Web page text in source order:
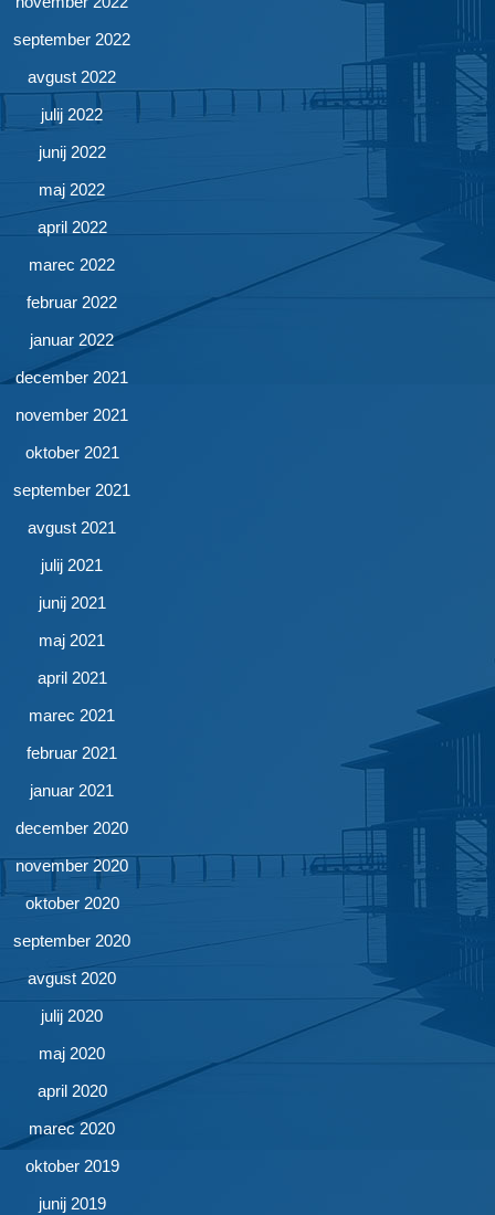
september 2022
avgust 2022
julij 2022
junij 2022
maj 2022
april 2022
marec 2022
februar 2022
januar 2022
december 2021
november 2021
oktober 2021
september 2021
avgust 2021
julij 2021
junij 2021
maj 2021
april 2021
marec 2021
februar 2021
januar 2021
december 2020
november 2020
oktober 2020
september 2020
avgust 2020
julij 2020
maj 2020
april 2020
marec 2020
oktober 2019
junij 2019